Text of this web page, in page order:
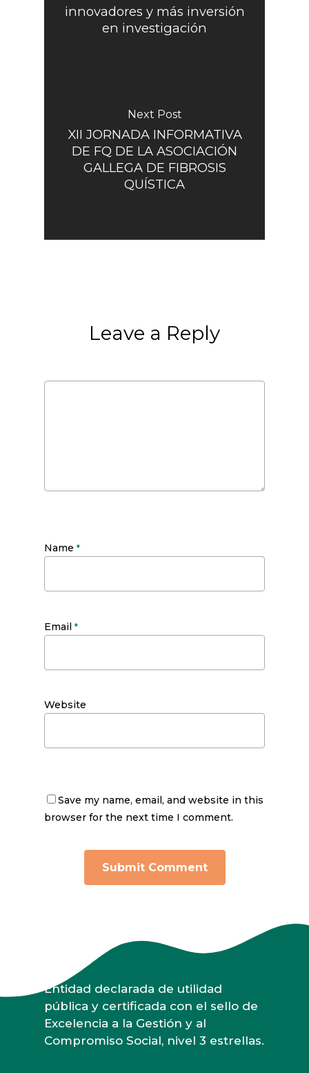
innovadores y más inversión
en investigación
Next Post
XII JORNADA INFORMATIVA
DE FQ DE LA ASOCIACIÓN
GALLEGA DE FIBROSIS
QUÍSTICA
Leave a Reply
Name *
Email *
Website
Save my name, email, and website in this
browser for the next time I comment.
Entidad declarada de utilidad
pública y certificada con el sello de
Excelencia a la Gestión y al
Compromiso Social, nivel 3 estrellas.